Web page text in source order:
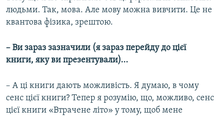
людьми. Так, мова. Але мову можна вивчити. Це не
квантова фізика, зрештою.
– Ви зараз зазначили (я зараз перейду до цієї
книги, яку ви презентували)...
– А ці книги дають можливість. Я думаю, в чому
сенс цієї книги? Тепер я розумію, що, можливо, сенс
цієї книги «Втрачене літо» у тому, щоб мене